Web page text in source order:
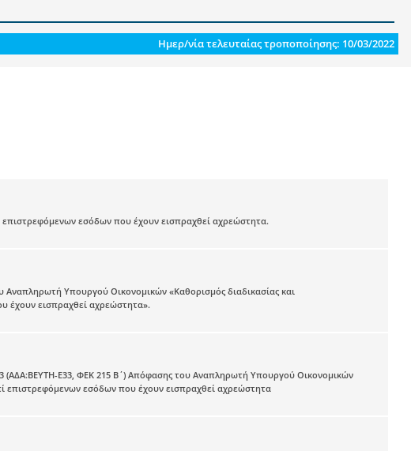
Ημερ/νία τελευταίας τροποποίησης: 10/03/2022
εσόδων που έχουν εισπραχθεί αχρεώστητα.
Υπουργού Οικονομικών «Καθορισμός διαδικασίας και
έχουν εισπραχθεί αχρεώστητα».
(ΑΔΑ:ΒΕΥΤΗ-Ε33, ΦΕΚ 215 Β΄) Απόφασης του Αναπληρωτή Υπουργού Οικονομικών
επιστρεφόμενων εσόδων που έχουν εισπραχθεί αχρεώστητα